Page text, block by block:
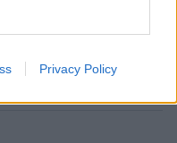
Privacy Policy
vyrų krepšinio čempionatas